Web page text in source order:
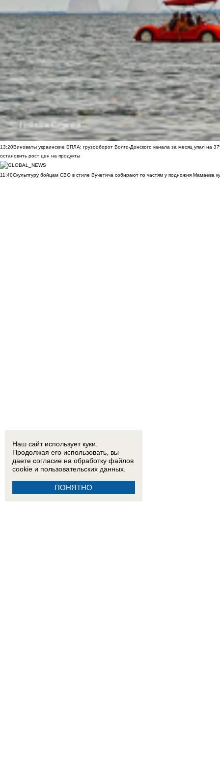
13:20Виноваты украинские БПЛА: грузооборот Волго-Донского канала за месяц упал на
остановить рост цен на продукты
11:40Скульптуру бойцам СВО в стиле Вучетича собирают по частям у подножия Мамаева
Наш сайт использует куки.
Продолжая его использовать, вы
даете согласие на обработку файлов
cookie и пользовательских данных.
ПОНЯТНО